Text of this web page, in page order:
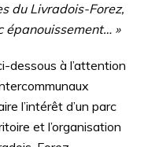
du Livradois-Forez,
épanouissement… »
dessous à l’attention
l’intérêt d’un parc
et l’organisation